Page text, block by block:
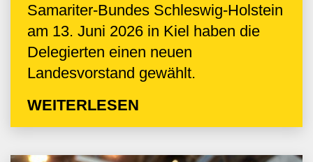
Samariter-Bundes Schleswig-Holstein
am 13. Juni 2026 in Kiel haben die
Delegierten einen neuen
Landesvorstand gewählt.
WEITERLESEN